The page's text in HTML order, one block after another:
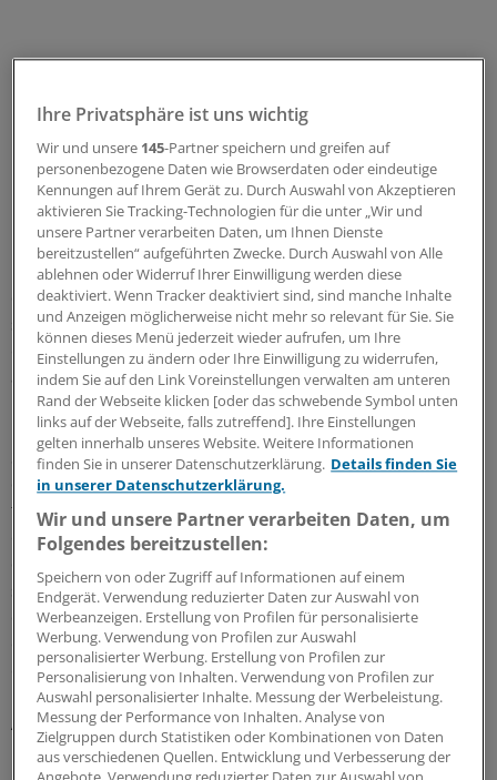
Bislang gebe die Musterweiterbildungsordnung
Untersuchungszahlen vor, lege aber keine
Qualitätskriterien fest, sagte Dr. Hans Worlicek, Leiter
der Kommission Ultraschall in der DEGUM. Tatsächlich
sei die Qualität der Ultraschallausbildung in den Kliniken
eher schlecht zu bewerten, sagte Worlicek. Unter
anderem gebe es auch keine definierte
Qualifikationsanforderung an die Ausbilder.
Seit Mitte der 1990er-Jahre sei es nicht gelungen, neben
der Basisversorgung mit Ultraschall ein
flächendeckendes hochqualifiziertes Angebot zu
etablieren. Das liege auch an der Vergütung. Während
seien differenziertere Diagnostiken mittels Ultraschall
dafür nicht zu haben. Erfahrungen aus Kliniken ließen
eher zwischen 32 und 52 Euro dafür angebracht
erscheinen, sagte Worlicek.
Änderungen fordert die DEGUM auch an den
Mutterschaftsrichtlinien. Es gehe nicht an, dass Frauen
Ihre Privatsphäre ist uns wichtig
Wir und unsere 145-Partner speichern und greifen auf
personenbezogene Daten wie Browserdaten oder eindeutige
Kennungen auf Ihrem Gerät zu. Durch Auswahl von Akzeptieren
aktivieren Sie Tracking-Technologien für die unter „Wir und
unsere Partner verarbeiten Daten, um Ihnen Dienste
bereitzustellen“ aufgeführten Zwecke. Durch Auswahl von Alle
ablehnen oder Widerruf Ihrer Einwilligung werden diese
deaktiviert. Wenn Tracker deaktiviert sind, sind manche Inhalte
und Anzeigen möglicherweise nicht mehr so relevant für Sie. Sie
können dieses Menü jederzeit wieder aufrufen, um Ihre
Einstellungen zu ändern oder Ihre Einwilligung zu widerrufen,
indem Sie auf den Link Voreinstellungen verwalten am unteren
Rand der Webseite klicken [oder das schwebende Symbol unten
links auf der Webseite, falls zutreffend]. Ihre Einstellungen
gelten innerhalb unseres Website. Weitere Informationen
finden Sie in unserer Datenschutzerklärung. Details finden Sie
in unserer Datenschutzerklärung.
Wir und unsere Partner verarbeiten Daten, um
Folgendes bereitzustellen:
Speichern von oder Zugriff auf Informationen auf einem
Endgerät. Verwendung reduzierter Daten zur Auswahl von
Werbeanzeigen. Erstellung von Profilen für personalisierte
Werbung. Verwendung von Profilen zur Auswahl
personalisierter Werbung. Erstellung von Profilen zur
Personalisierung von Inhalten. Verwendung von Profilen zur
Auswahl personalisierter Inhalte. Messung der Werbeleistung.
Messung der Performance von Inhalten. Analyse von
Zielgruppen durch Statistiken oder Kombinationen von Daten
aus verschiedenen Quellen. Entwicklung und Verbesserung der